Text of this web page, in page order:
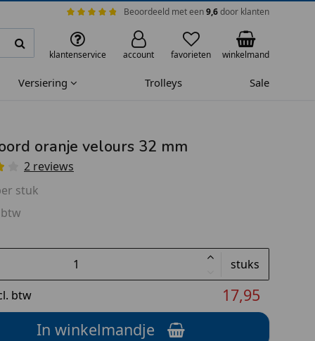
Beoordeeld met een9,6door klanten
klantenservice account favorieten winkelmand
Versiering Trolleys Sale
oranje velours 32 mm
2 reviews
stuk
btw
stuks
btw
17,95
In winkelmandje